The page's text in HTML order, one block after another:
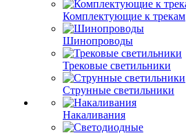
Комплектующие к трекам
Шинопроводы
Трековые светильники
Струнные светильники
Накаливания